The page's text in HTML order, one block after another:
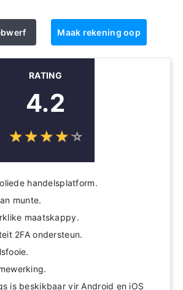
Maak rekening oop
RATING
4.2
☆☆☆☆☆
★★★★★
handelsplatform.
munte.
maatskappy.
2FA ondersteun.
is beskikbaar vir Android en iOS